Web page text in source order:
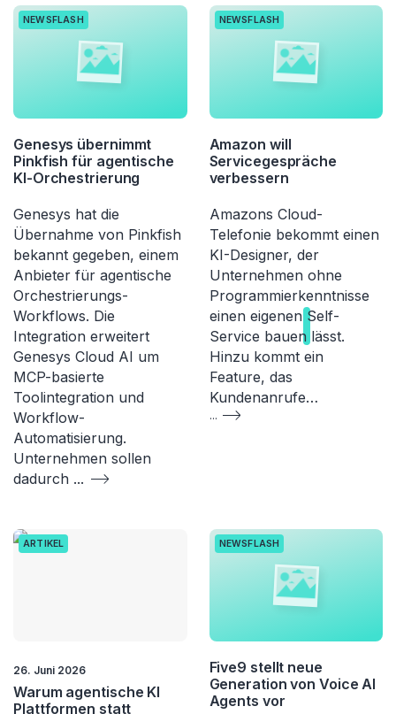
NEWSFLASH
Genesys übernimmt
Pinkfish für agentische
KI-Orchestrierung
Genesys hat die
Übernahme von Pinkfish
bekannt gegeben, einem
Anbieter für agentische
Orchestrierungs-
Workflows. Die
Integration erweitert
Genesys Cloud AI um
MCP-basierte
Toolintegration und
Workflow-
Automatisierung.
Unternehmen sollen
dadurch ...
NEWSFLASH
Amazon will
Servicegespräche
verbessern
Amazons Cloud-
Telefonie bekommt einen
KI-Designer, der
Unternehmen ohne
Programmierkenntnisse
einen eigenen Self-
Service bauen lässt.
Hinzu kommt ein
Feature, das
Kundenanrufe…
...
ARTIKEL
26. Juni 2026
Warum agentische KI
Plattformen statt
NEWSFLASH
Five9 stellt neue
Generation von Voice AI
Agents vor